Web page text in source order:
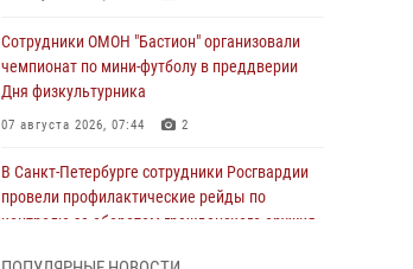
Сотрудники ОМОН "Бастион" организовали
чемпионат по мини-футболу в преддверии
Дня физкультурника
07 августа 2026, 07:44 2
В Санкт-Петербурге сотрудники Росгвардии
провели профилактические рейды по
контролю за оборотом гражданского оружия